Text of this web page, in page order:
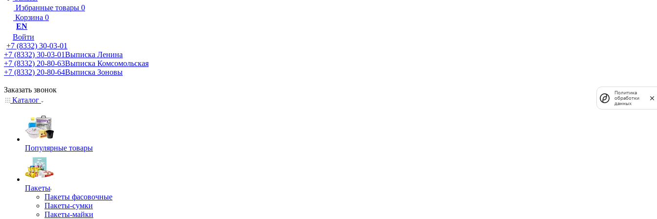
Избранные товары 0
Корзина 0
EN
Войти
+7 (8332) 30-03-01
+7 (8332) 30-03-01Выписка Ленина
+7 (8332) 20-80-63Выписка Комсомольская
+7 (8332) 20-80-64Выписка Зоновы
Заказать звонок
Каталог
Популярные товары
Пакеты
Пакеты фасовочные
Пакеты-сумки
Пакеты-майки
Политика
обработки
данных